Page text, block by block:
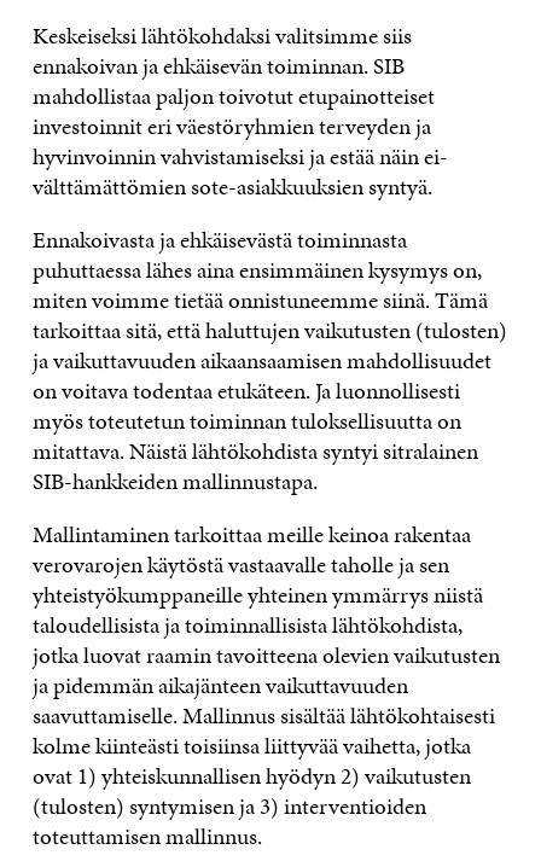
Keskeiseksi lähtökohdaksi valitsimme siis
ennakoivan ja ehkäisevän toiminnan. SIB
mahdollistaa paljon toivotut etupainotteiset
investoinnit eri väestöryhmien terveyden ja
hyvinvoinnin vahvistamiseksi ja estää näin ei-
välttämättömien sote-asiakkuuksien syntyä.
Ennakoivasta ja ehkäisevästä toiminnasta
puhuttaessa lähes aina ensimmäinen kysymys on,
miten voimme tietää onnistuneemme siinä. Tämä
tarkoittaa sitä, että haluttujen vaikutusten (tulosten)
ja vaikuttavuuden aikaansaamisen mahdollisuudet
on voitava todentaa etukäteen. Ja luonnollisesti
myös toteutetun toiminnan tuloksellisuutta on
mitattava. Näistä lähtökohdista syntyi sitralainen
SIB-hankkeiden mallinnustapa.
Mallintaminen tarkoittaa meille keinoa rakentaa
verovarojen käytöstä vastaavalle taholle ja sen
yhteistyökumppaneille yhteinen ymmärrys niistä
taloudellisista ja toiminnallisista lähtökohdista,
jotka luovat raamin tavoitteena olevien vaikutusten
ja pidemmän aikajänteen vaikuttavuuden
saavuttamiselle. Mallinnus sisältää lähtökohtaisesti
kolme kiinteästi toisiinsa liittyvää vaihetta, jotka
ovat 1) yhteiskunnallisen hyödyn 2) vaikutusten
(tulosten) syntymisen ja 3) interventioiden
toteuttamisen mallinnus.